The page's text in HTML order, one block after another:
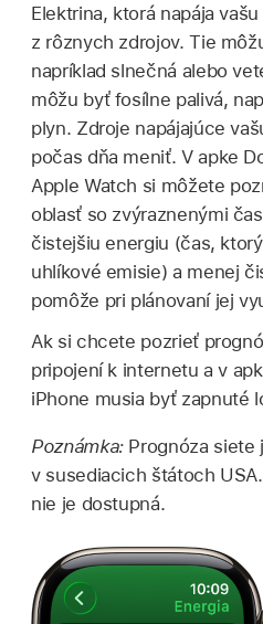
Elektrina, ktorá napája
z rôznych zdrojov. Tie
napríklad slnečná alebo
môžu byť fosílne palivá,
plyn. Zdroje napájajúce
počas dňa meniť. V apke
Apple Watch si môžete
oblasť so zvýraznenými
čistejšiu energiu (čas,
uhlíkové emisie) a menej
pomôže pri plánovaní jej
Ak si chcete pozrieť
pripojení k internetu a v
iPhone musia byť zapnuté
Poznámka: Prognóza siete
v susediacich štátoch
nie je dostupná.